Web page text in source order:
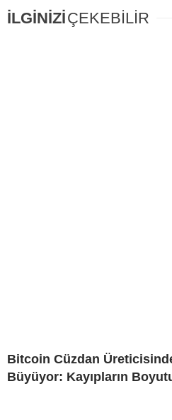
İLGİNİZİÇEKEBİLİR
Bitcoin Cüzdan
Büyüyor: Kayıpların